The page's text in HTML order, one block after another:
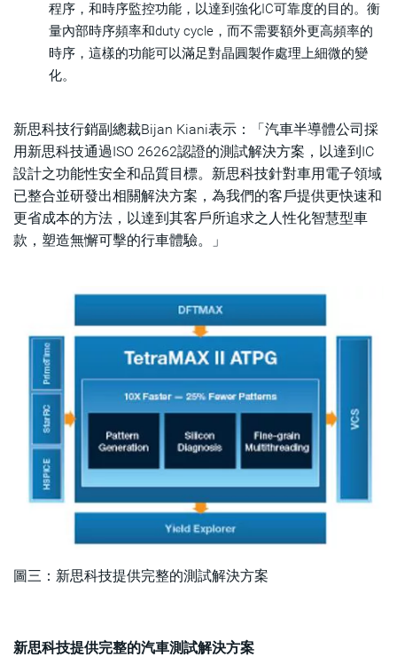
程序，和時序監控功能，以達到強化IC可靠度的目的。衡
量內部時序頻率和duty cycle，而不需要額外更高頻率的
時序，這樣的功能可以滿足對晶圓製作處理上細微的變
化。
新思科技行銷副總裁Bijan Kiani表示：「汽車半導體公司採
用新思科技通過ISO 26262認證的測試解決方案，以達到IC
設計之功能性安全和品質目標。新思科技針對車用電子領域
已整合並研發出相關解決方案，為我們的客戶提供更快速和
更省成本的方法，以達到其客戶所追求之人性化智慧型車
款，塑造無懈可擊的行車體驗。」
圖三：新思科技提供完整的測試解決方案
新思科技提供完整的汽車測試解決方案